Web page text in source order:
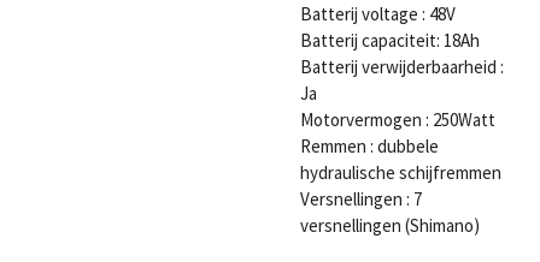
Batterij voltage : 48V
Batterij capaciteit: 18Ah
Batterij verwijderbaarheid :
Ja
Motorvermogen : 250Watt
Remmen : dubbele
hydraulische schijfremmen
Versnellingen : 7
versnellingen (Shimano)